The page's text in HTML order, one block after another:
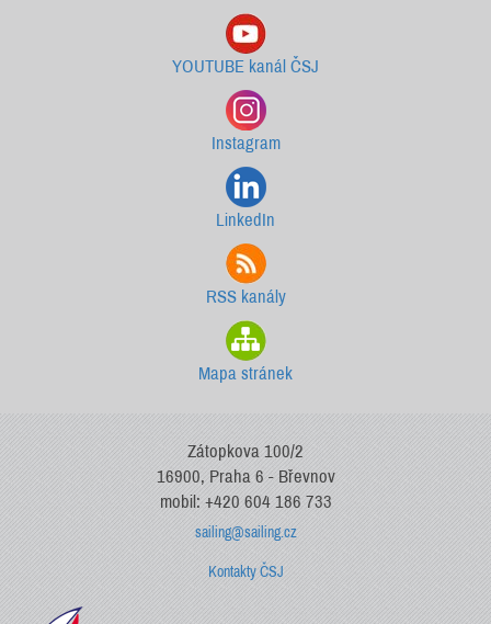
YOUTUBE kanál ČSJ
Instagram
LinkedIn
RSS kanály
Mapa stránek
Zátopkova 100/2
16900, Praha 6 - Břevnov
mobil: +420 604 186 733
sailing@sailing.cz
Kontakty ČSJ